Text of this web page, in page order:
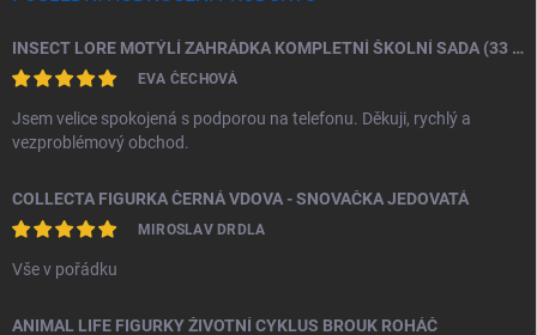
INSECT LORE MOTÝLÍ ZAHRÁDKA KOMPLETNÍ ŠKOLNÍ SADA (33 HOUSENEK)
EVA ČECHOVÁ
Jsem velice spokojená s podporou na telefonu. Děkuji, rychlý a
vezproblémový obchod.
COLLECTA FIGURKA ČERNÁ VDOVA - SNOVAČKA JEDOVATÁ
MIROSLAV DRDLA
Vše v pořádku
ANIMAL LIFE FIGURKY ŽIVOTNÍ CYKLUS BROUK ROHÁČ